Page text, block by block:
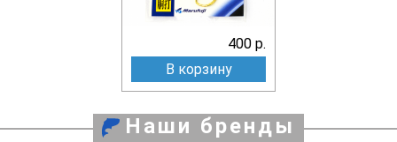
400 р.
В корзину
Наши бренды